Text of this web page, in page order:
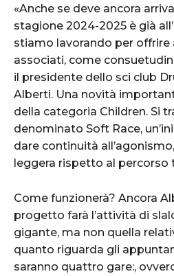
«Anche se deve ancora
stagione 2024-2025 è già
stiamo lavorando per offrire
associati, come
il presidente dello sci club
Alberti. Una novità
della categoria Children. Si
denominato Soft Race,
dare continuità
leggera rispetto al percorso
Come funzionerà? Ancora
progetto farà l’attività di
gigante, ma non quella
quanto riguarda gli
saranno quattro gare:,